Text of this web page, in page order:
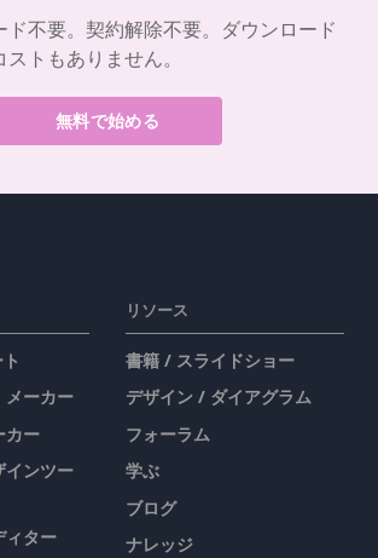
ド不要。契約解除不要。ダウンロード
トもありません。
無料で始める
メーカー
カー
インツー
ィター
リソース
書籍 / スライドショー
デザイン / ダイアグラム
フォーラム
学ぶ
ブログ
ナレッジ